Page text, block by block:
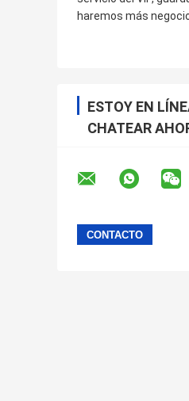
haremos más
ESTOY EN
CHATEAR